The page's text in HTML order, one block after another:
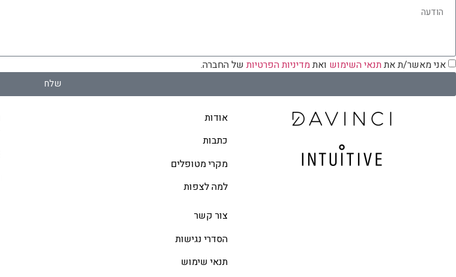
אני מאשר/ת אתתנאי השימוש ואתמדיניות הפרטיותשל החברה.
שלח
אודות
כתבות
מקרי מטופלים
למה לצפות
צור קשר
הסדרי נגישות
תנאי שימוש